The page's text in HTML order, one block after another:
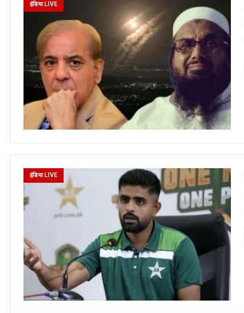
इंडिया LIVE
इंडिया LIVE